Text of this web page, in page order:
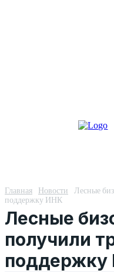
Главная Новости
Лесные
поддержку ИНК
Лесные
получили